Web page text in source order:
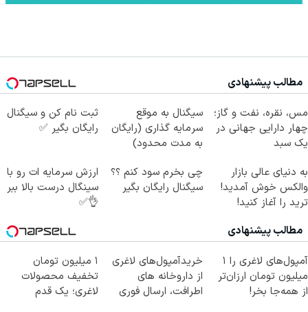
مطالب پیشنهادی
مس، نقره، نفت و گاز؛
چهار دارایی جهانی در
یک سبد
سیگنال به موقع
سرمایه گذاری (رایگان
به مدت محدود)
ثبت نام کن و سیگنال
رایگان بگیر ✅
به دنیای عالی بازار
والکس خوش آمدید!
ترید را آغاز کنید!
چی بخرم سود کنم ؟؟
سیگنال رایگان بگیر
ارزش سرمایه ات رو با
سینگال درست بالا ببر
👌✅
مطالب پیشنهادی
آمپول‌های لاغری را ۱
میلیون تومان ارزان‌تر
از همه‌جا بخر!
خریدآمپول‌های لاغری
از داروخانه های
اطرافت، ارسال فوری
۱ میلیون تومان
تخفیف محصولات
لاغری؛ یک قدم